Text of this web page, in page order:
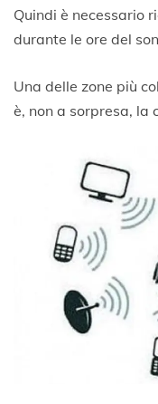
Quindi è necessario
durante le ore del
Una delle zone più
è, non a sorpresa, la